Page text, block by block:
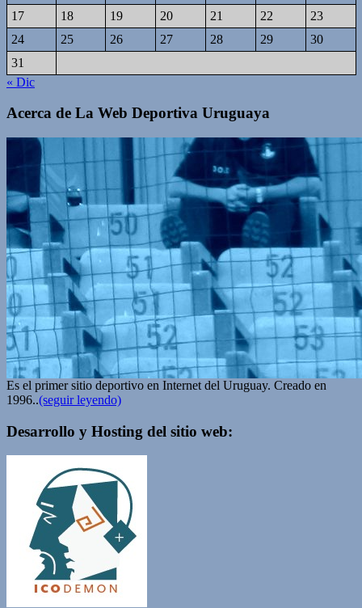
17
18 19 20 21 22
23
24
25 26 27 28 29
30
31
« Dic
Acerca de La Web Deportiva Uruguaya
Es el primer sitio deportivo en Internet del Uruguay. Creado en
1996..(seguir leyendo)
Desarrollo y Hosting del sitio web: